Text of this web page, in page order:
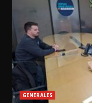
GENERALES